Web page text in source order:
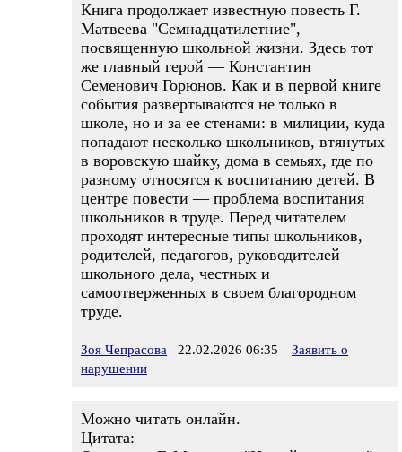
Книга продолжает известную повесть Г.
Матвеева "Семнадцатилетние",
посвященную школьной жизни. Здесь тот
же главный герой — Константин
Семенович Горюнов. Как и в первой книге
события развертываются не только в
школе, но и за ее стенами: в милиции, куда
попадают несколько школьников, втянутых
в воровскую шайку, дома в семьях, где по
разному относятся к воспитанию детей. В
центре повести — проблема воспитания
школьников в труде. Перед читателем
проходят интересные типы школьников,
родителей, педагогов, руководителей
школьного дела, честных и
самоотверженных в своем благородном
труде.
Зоя Чепрасова 22.02.2026 06:35
Заявить о
нарушении
Можно читать онлайн.
Цитата: